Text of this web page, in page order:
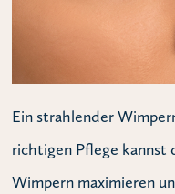
Ein strahlender
richtigen Pflege
Wimpern maximieren